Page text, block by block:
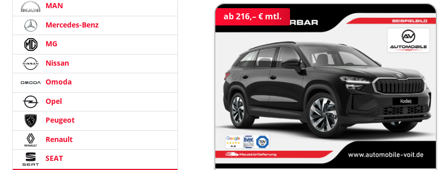
ab 216,– € mtl.
MAN
Mercedes-Benz
MG
Nissan
Omoda
Opel
Peugeot
Renault
SEAT